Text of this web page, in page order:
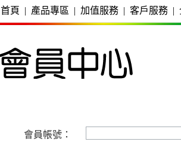
首頁 | 產品專區 | 加值服務 | 客戶服務 |
會員帳號：